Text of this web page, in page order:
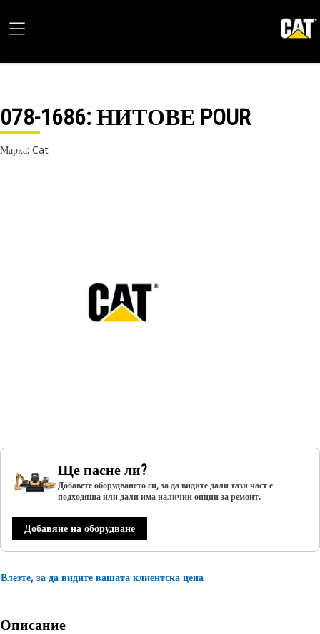
078-1686: НИТОВЕ POUR
Марка: Cat
Ще пасне ли?
Добавете оборудването си, за да видите дали тази част е
подходяща или дали има налични опции за ремонт.
Добавяне на оборудване
Влезте, за да видите вашата клиентска цена
Описание